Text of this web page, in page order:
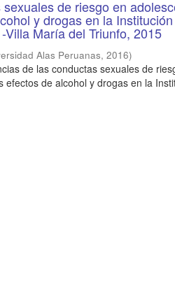
de riesgo en
y drogas en la
María del Triunfo, 2015
Alas Peruanas,2016)
de las conductas sexuales de
de alcohol y drogas en la